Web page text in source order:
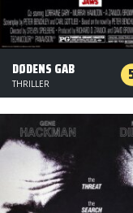
DØDENS GAB
THRILLER